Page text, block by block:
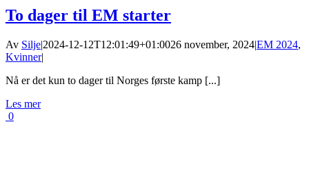
To dager til EM starter
Av Silje|2024-12-12T12:01:49+01:0026 november, 2024|EM 2024,
Kvinner|
Nå er det kun to dager til Norges første kamp [...]
Les mer
0